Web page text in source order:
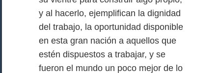
y al hacerlo, ejemplifican la dignidad
del trabajo, la oportunidad disponible
en esta gran nación a aquellos que
estén dispuestos a trabajar, y se
fueron el mundo un poco mejor de lo